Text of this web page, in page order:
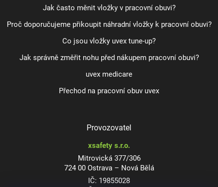
Jak často měnit vložky v pracovní obuvi?
Proč doporučujeme přikoupit náhradní vložky k pracovní obuvi?
Co jsou vložky uvex tune-up?
Jak správně změřit nohu před nákupem pracovní obuvi?
uvex medicare
Přechod na pracovní obuv uvex
Provozovatel
xsafety s.r.o.
Mitrovická 377/306
724 00 Ostrava – Nová Bělá
IČ: 19855028